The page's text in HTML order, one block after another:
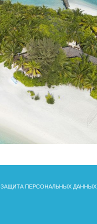
ЗАЩИТА ПЕРСОНАЛЬНЫХ ДАННЫХ